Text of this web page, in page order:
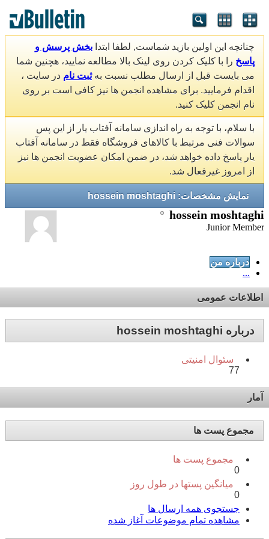
چنانچه این اولین بازید شماست, لطفا ابتدا بخش پرسش و
پاسخ را با کلیک کردن روی لینک بالا مطالعه نمایید، هچنین شما
می بایست قبل از ارسال مطلب نسبت بهثبت نام در سایت ،
اقدام فرمایید. برای مشاهده انجمن ها نیز کافی است بر روی
نام انجمن کلیک کنید.
با سلام، با توجه به راه اندازی سامانه آفتاب یار از این پس
سوالات فنی مرتبط با کالاهای فروشگاه فقط در سامانه آفتاب
یار پاسخ داده خواهد شد، در ضمن امکان عضویت انجمن ها نیز
از امروز غیرفعال شد.
نمایش مشخصات: hossein moshtaghi
hossein moshtaghi
Junior Member
درباره من
...
اطلاعات عمومی
درباره hossein moshtaghi
سئوال امنیتی
77
آمار
مجموع پست ها
مجموع پست ها
0
میانگین پستها در طول روز
0
جستجوی همه ارسال ها
مشاهده تمام موضوعات آغاز شده